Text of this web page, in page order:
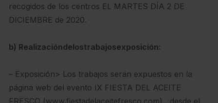
recogidos de los centros EL MARTES DÍA 2 DE
DICIEMBRE de 2020.
b) Realizacióndelostrabajosexposición:
– Exposición> Los trabajos serán expuestos en la
página web del evento IX FIESTA DEL ACEITE